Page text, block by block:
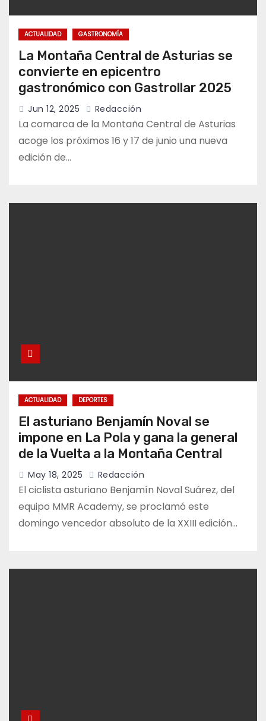
ACTUALIDAD GASTRONOMÍA
La Montaña Central de Asturias se
convierte en epicentro
gastronómico con Gastrollar 2025
Jun 12, 2025 Redacción
La comarca de la Montaña Central de Asturias
acoge los próximos 16 y 17 de junio una nueva
edición de…
ACTUALIDAD DEPORTES
El asturiano Benjamín Noval se
impone en La Pola y gana la general
de la Vuelta a la Montaña Central
May 18, 2025 Redacción
El ciclista asturiano Benjamín Noval Suárez, del
equipo MMR Academy, se proclamó este
domingo vencedor absoluto de la XXIII edición…